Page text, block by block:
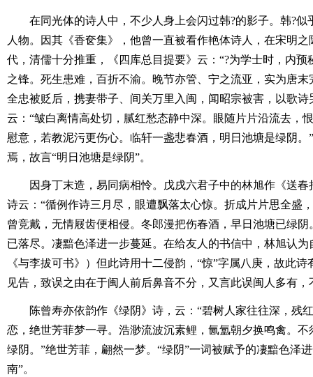
在同光体的诗人中，不少人身上会闪过韩?的影子。韩?
人物。因其《香奁集》，他曾一直被看作艳体诗人，在宋明
代，清儒十分推重，《四库总目提要》云：“?为学士时，内
之锋。死生患难，百折不渝。晚节亦管、宁之流亚，实为唐末
全忠被贬后，携妻带子、间关万里入闽，闻昭宗被害，以歌
云：“皱白离情高处切，腻红愁态静中深。眼随片片沿流去，
慰意，若教泥污更伤心。临轩一盏悲春酒，明日池塘是绿阴
焉，故言“明日池塘是绿阴”。
因身丁末造，易同病相怜。戊戌六君子中的林旭作《送
诗云：“循例作诗三月尽，眼遭飘落太心惊。折成片片思全盛
曾竞戴，无情屐齿便相侵。冬郎漫把伤春酒，早日池塘已绿
已落尽。凄黯色泽进一步蔓延。在给友人的书信中，林旭认
《与李拔可书》）但此诗用十二侵韵，“惊”字属八庚，故此
见告，致误之由在于闽人前后鼻音不分，又言此误闽人多有
陈曾寿亦依韵作《绿阴》诗，云：“碧树人家往往深，残
恋，绝世芳菲梦一寻。浩渺流波沉素鲤，氤氲朝夕换鸣禽。
绿阴。”绝世芳菲，翩然一梦。“绿阴”一词被赋予的凄黯色泽
南”。